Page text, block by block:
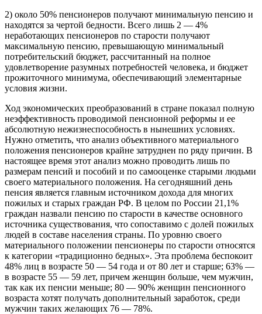
2) около 50% пенсионеров получают минимальную пенсию и
находятся за чертой бедности. Всего лишь 2 — 4%
неработающих пенсионеров по старости получают
максимальную пенсию, превышающую минимальный
потребительский бюджет, рассчитанный на полное
удовлетворение разумных потребностей человека, и бюджет
прожиточного минимума, обеспечивающий элементарные
условия жизни.
Ход экономических преобразований в стране показал полную
неэффективность проводимой пенсионной реформы и ее
абсолютную нежизнеспособность в нынешних условиях.
Нужно отметить, что анализ объективного материального
положения пенсионеров крайне затруднен по ряду причин. В
настоящее время этот анализ можно проводить лишь по
размерам пенсий и пособий и по самооценке старыми людьми
своего материального положения. На сегодняшний день
пенсия является главным источником дохода для многих
пожилых и старых граждан РФ. В целом по России 21,1%
граждан назвали пенсию по старости в качестве основного
источника существования, что сопоставимо с долей пожилых
людей в составе населения страны. По уровню своего
материального положении пенсионеры по старости относятся
к категории «традиционно бедных». Эта проблема беспокоит
48% лиц в возрасте 50 — 54 года и от 80 лет и старше; 63% —
в возрасте 55 — 59 лет, причем женщин больше, чем мужчин,
так как их пенсии меньше; 80 — 90% женщин пенсионного
возраста хотят получать дополнительный заработок, среди
мужчин таких желающих 76 — 78%.